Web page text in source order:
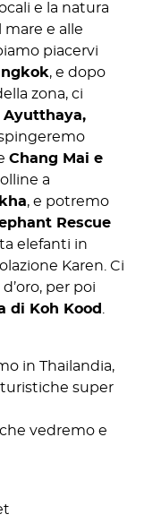
e la natura
mare e alle
piacervi
, e dopo
zona, ci
Ayutthaya,
Chang Mai e
a
, e potremo
Rescue
elefanti in
Karen. Ci
per poi
di Koh Kood
in Thailandia,
super
vedremo e